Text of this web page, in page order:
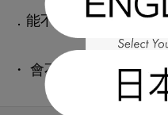
．能不能跟藥物一起吃？
・ 會不會有副作用？